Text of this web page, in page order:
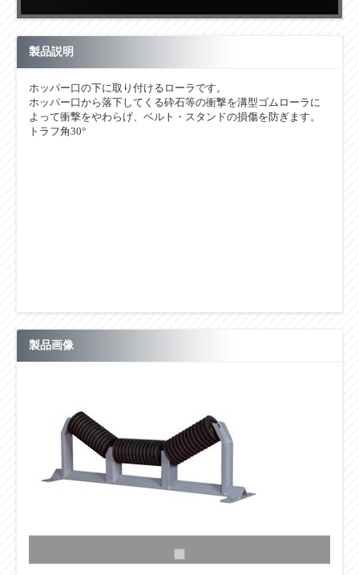
製品説明
ホッパー口の下に取り付けるローラです。
ホッパー口から落下してくる砕石等の衝撃を溝型ゴムローラに
よって衝撃をやわらげ、ベルト・スタンドの損傷を防ぎます。
トラフ角30°
製品画像